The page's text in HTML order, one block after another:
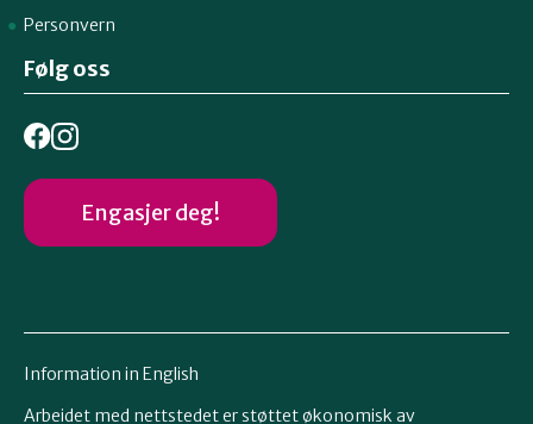
Personvern
Følg oss
Engasjer deg!
Information in English
Arbeidet med nettstedet er støttet økonomisk av